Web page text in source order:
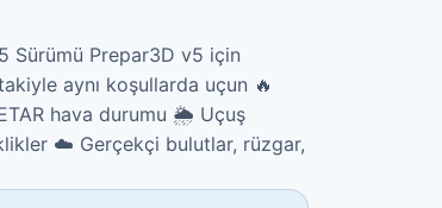
Sürümü Prepar3D v5 için
aynı koşullarda uçun 🔥
hava durumu 🌦 Uçuş
☁️ Gerçekçi bulutlar, rüzgar,